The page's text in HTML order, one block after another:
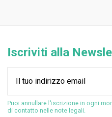
Iscriviti alla
Puoi annullare l'iscrizione in ogni
di contatto nelle note legali.